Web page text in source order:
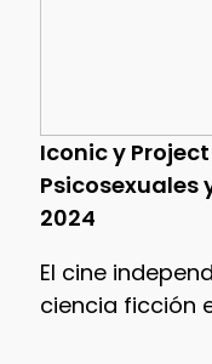
Iconic y
Psicosexuales
2024
El cine
ciencia ficción